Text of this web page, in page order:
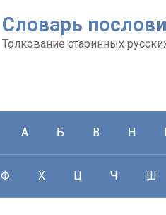
Словарь
Толкование старинных
А Б В Н
Ф Х Ц Ч Ш